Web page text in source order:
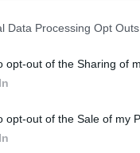
Data Processing Opt Outs
opt-out of the Sharing of
opt-out of the Sale of my